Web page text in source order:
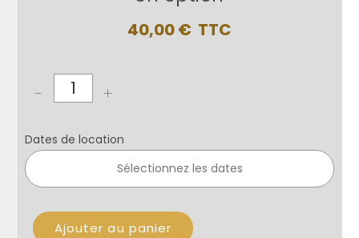
40,00€
- +
Dates de location
Ajouter au panier